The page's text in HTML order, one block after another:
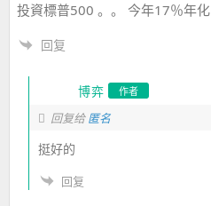
投資標普500 。。 今年17％年化
回复
博弈 作者
回复给匿名
挺好的
回复